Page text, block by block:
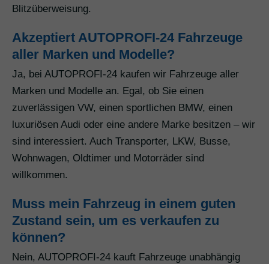
Blitzüberweisung.
Akzeptiert AUTOPROFI-24 Fahrzeuge
aller Marken und Modelle?
Ja, bei AUTOPROFI-24 kaufen wir Fahrzeuge aller
Marken und Modelle an. Egal, ob Sie einen
zuverlässigen VW, einen sportlichen BMW, einen
luxuriösen Audi oder eine andere Marke besitzen – wir
sind interessiert. Auch Transporter, LKW, Busse,
Wohnwagen, Oldtimer und Motorräder sind
willkommen.
Muss mein Fahrzeug in einem guten
Zustand sein, um es verkaufen zu
können?
Nein, AUTOPROFI-24 kauft Fahrzeuge unabhängig